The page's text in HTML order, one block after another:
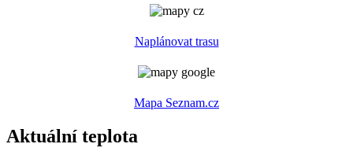
Naplánovat trasu
Mapa Seznam.cz
Aktuální teplota